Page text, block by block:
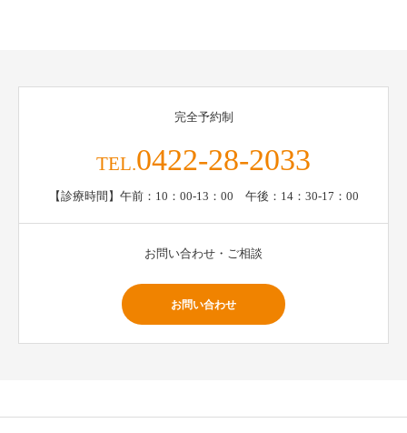
完全予約制
TEL.0422-28-2033
【診療時間】午前：10：00-13：00 午後：14：30-17：00
お問い合わせ・ご相談
お問い合わせ